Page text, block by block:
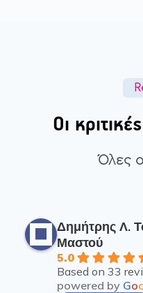
Οι
Όλες
Δημήτρης Λ.
Μαστού
5.0
Based on 33
powered by Go